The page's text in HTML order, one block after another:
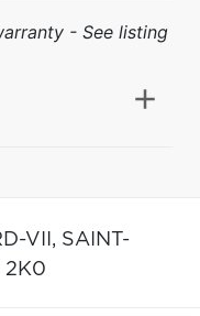
- See listing
VII, SAINT-
2K0